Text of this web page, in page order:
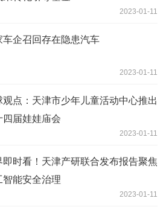
2023-01-11
车企召回存在隐患汽车
2023-01-11
观点：天津市少年儿童活动中心推出
四届娃娃庙会
2023-01-11
即时看！天津产研联合发布报告聚焦
智能安全治理
2023-01-11